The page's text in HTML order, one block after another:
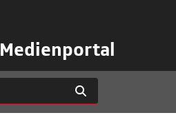
Medienportal